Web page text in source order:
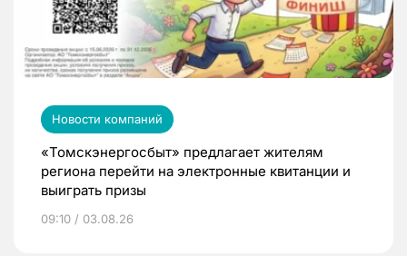
Новости компаний
«Томскэнергосбыт» предлагает жителям
региона перейти на электронные квитанции и
выиграть призы
09:10 / 03.08.26